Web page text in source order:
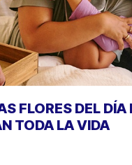
FLORES DEL DÍA
TODA LA VIDA